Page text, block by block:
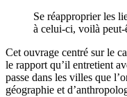
Se réapproprier les
à celui-ci, voilà
Cet ouvrage centré sur le
le rapport qu’il entretient
passe dans les villes que
géographie et